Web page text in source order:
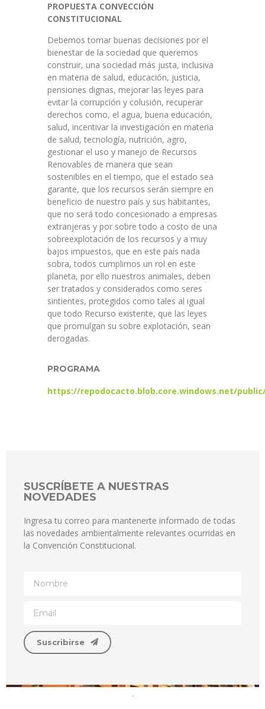
PROPUESTA CONVECCIÓN
CONSTITUCIONAL
Debemos tomar buenas decisiones por el
bienestar de la sociedad que queremos
construir, una sociedad más justa, inclusiva
en materia de salud, educación, justicia,
pensiones dignas, mejorar las leyes para
evitar la corrupción y colusión, recuperar
derechos como, el agua, buena educación,
salud, incentivar la investigación en materia
de salud, tecnología, nutrición, agro,
gestionar el uso y manejo de Recursos
Renovables de manera que sean
sostenibles en el tiempo, que el estado sea
garante, que los recursos serán siempre en
beneficio de nuestro país y sus habitantes,
que no será todo concesionado a empresas
extranjeras y por sobre todo a costo de una
sobreexplotación de los recursos y a muy
bajos impuestos, que en este país nada
sobra, todos cumplimos un rol en este
planeta, por ello nuestros animales, deben
ser tratados y considerados como seres
sintientes, protegidos como tales al igual
que todo Recurso existente, que las leyes
que promulgan su sobre explotación, sean
derogadas.
PROGRAMA
https://repodocacto.blob.core.windows.net/public/
SUSCRÍBETE A NUESTRAS
NOVEDADES
Ingresa tu correo para mantenerte informado de todas
las novedades ambientalmente relevantes ocurridas en
la Convención Constitucional.
Suscribirse
.